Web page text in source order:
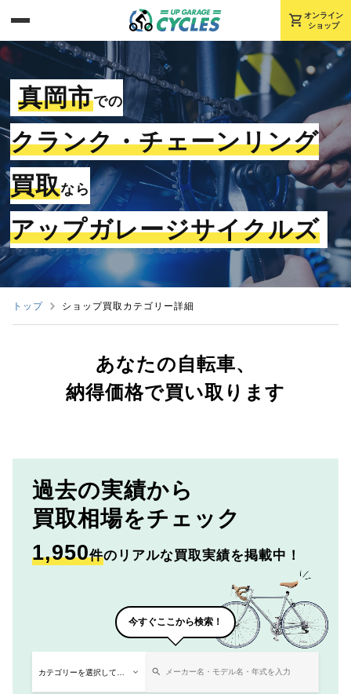
shopping_cart オンライン
ショップ
真岡市での
クランク・チェーンリング
買取なら
アップガレージサイクルズ
トップ ショップ買取カテゴリー詳細
あなたの自転車、
納得価格で買い取ります
過去の実績から
買取相場をチェック
1,950件のリアルな買取実績を掲載中！
今すぐここから検索！